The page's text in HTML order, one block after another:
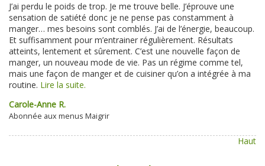
J’ai perdu le poids de trop. Je me trouve belle. J’éprouve une
sensation de satiété donc je ne pense pas constamment à
manger… mes besoins sont comblés. J’ai de l’énergie, beaucoup.
Et suffisamment pour m’entrainer régulièrement. Résultats
atteints, lentement et sûrement. C’est une nouvelle façon de
manger, un nouveau mode de vie. Pas un régime comme tel,
mais une façon de manger et de cuisiner qu’on a intégrée à ma
routine. Lire la suite.
Carole-Anne R.
Abonnée aux menus Maigrir
Haut